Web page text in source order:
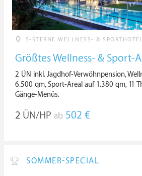
5-STERNE WELLNESS- &
Größtes Wellness- & Sport-
2 ÜN inkl. Jagdhof-Verwöhnpension,
6.500 qm, Sport-Areal auf 1.380 qm, 11
Gänge-Menüs.
2 ÜN/HP ab 502 €
SOMMER-SPECIAL